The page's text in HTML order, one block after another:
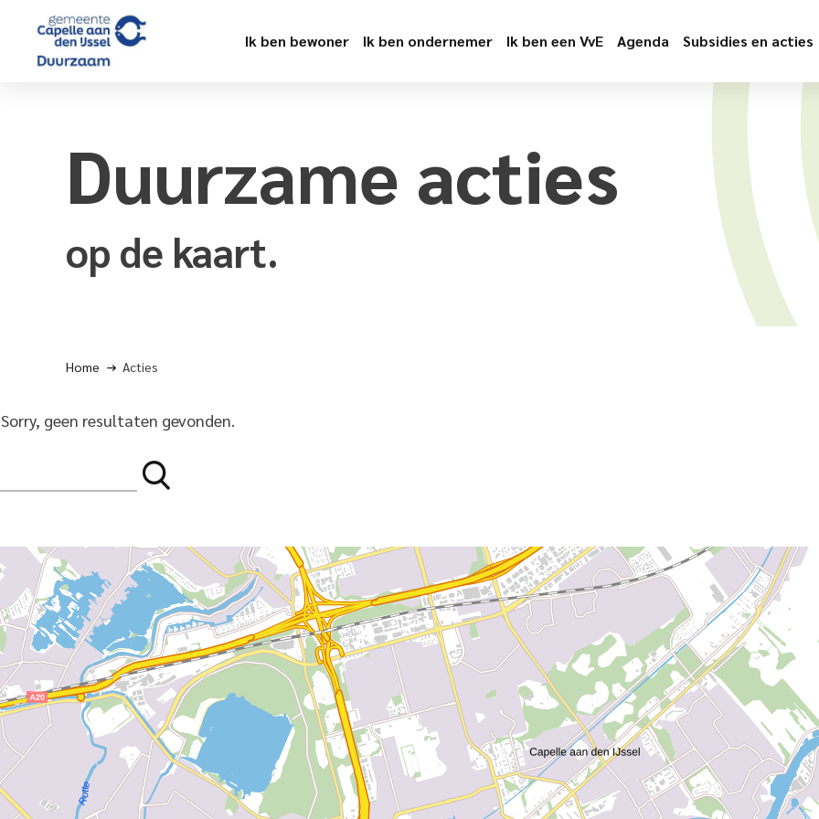
Ik ben bewoner Ik ben ondernemer Ik ben een VvE Agenda Subsidies en acties
Duurzame acties
op de kaart.
Home Acties
Sorry, geen resultaten gevonden.